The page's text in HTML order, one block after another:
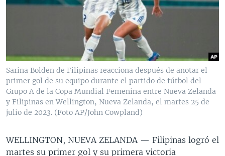
VENEZUELA
NICARAGUA
ECONOMÍA
ENTRETENIMIENTO Y CULTURA
DEPORTES
CIENCIA Y SALUD
MULTIMEDIA
AUDIOS
FORO INTERAMERICANO
VISIÓN 360
LAS CLAVES
PANORAMA
AVANCE INFORMATIVO
AUDIONOTICIAS
BUENOS DÍAS AMÉRICA
ESTADOS UNIDOS AL DÍA
FORO [RADIO]
DIRECT
DOCUMENTALES DE LA VOA
Learning English
Sarina Bolden de Filipinas reacciona después de anotar el
primer gol de su equipo durante el partido de fútbol del
Grupo A de la Copa Mundial Femenina entre Nueva Zelanda
y Filipinas en Wellington, Nueva Zelanda, el martes 25 de
julio de 2023. (Foto AP/John Cowpland)
WELLINGTON, NUEVA ZELANDA — Filipinas logró el
martes su primer gol y su primera victoria